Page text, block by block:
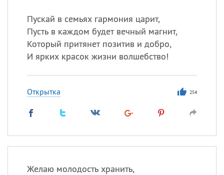
Пускай в семьях гармония царит,
Пусть в каждом будет вечный магнит,
Который притянет позитив и добро,
И ярких красок жизни волшебство!
Открытка 254
Желаю молодость хранить,